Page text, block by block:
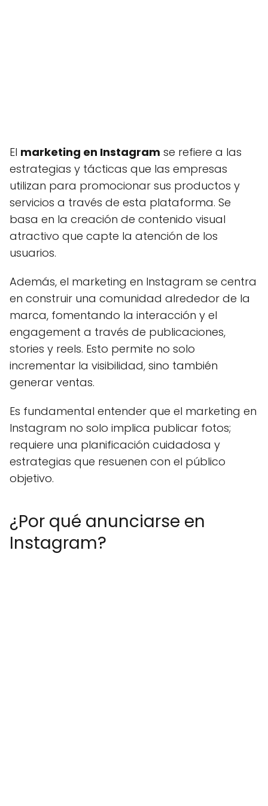
El marketing en Instagram se refiere a las
estrategias y tácticas que las empresas
utilizan para promocionar sus productos y
servicios a través de esta plataforma. Se
basa en la creación de contenido visual
atractivo que capte la atención de los
usuarios.
Además, el marketing en Instagram se centra
en construir una comunidad alrededor de la
marca, fomentando la interacción y el
engagement a través de publicaciones,
stories y reels. Esto permite no solo
incrementar la visibilidad, sino también
generar ventas.
Es fundamental entender que el marketing en
Instagram no solo implica publicar fotos;
requiere una planificación cuidadosa y
estrategias que resuenen con el público
objetivo.
¿Por qué anunciarse en
Instagram?